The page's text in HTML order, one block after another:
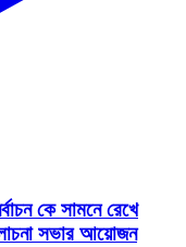
কে সামনে রেখে
সভার আয়োজন